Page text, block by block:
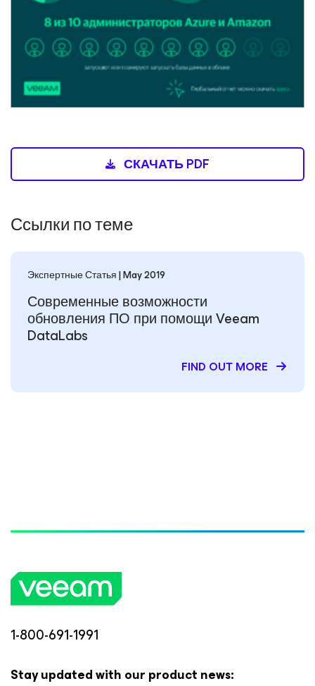
СКАЧАТЬ PDF
Ссылки по теме
Экспертные Статья | May 2019
Современные возможности
обновления ПО при помощи Veeam
DataLabs
FIND OUT MORE
1-800-691-1991
Stay updated with our product news: